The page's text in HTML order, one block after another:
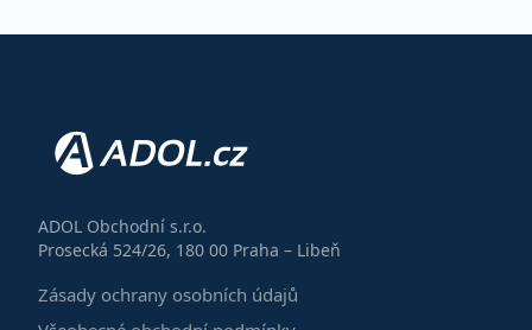
ADOL Obchodní s.r.o.
Prosecká 524/26, 180 00 Praha – Libeň
Zásady ochrany osobních údajů